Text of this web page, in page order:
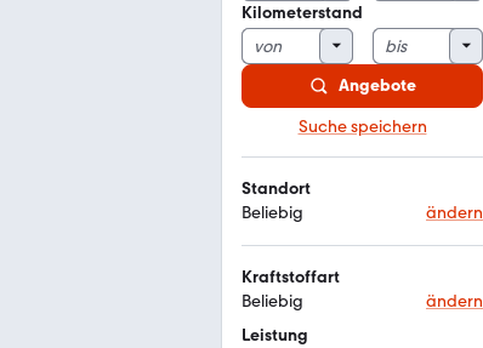
Kilometerstand
Angebote
Suche speichern
Standort
Beliebig
ändern
Kraftstoffart
Beliebig
ändern
Leistung